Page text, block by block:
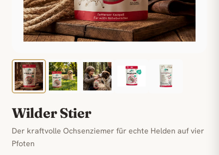
Wilder Stier
Der kraftvolle Ochsenziemer für echte Helden auf vier
Pfoten